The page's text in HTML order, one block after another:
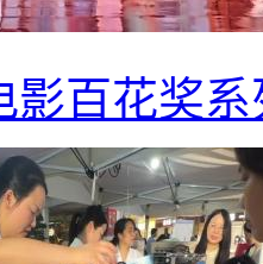
影百花奖